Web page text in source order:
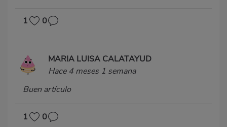
1 0
MARIA LUISA CALATAYUD
Hace 4 meses 1 semana
Buen artículo
1 0